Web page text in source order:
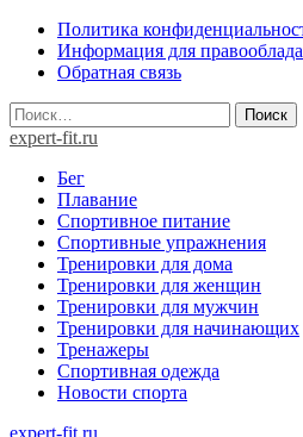
Skip
content
Политика
Информация для
Обратная связь
Найти:
expert-fit.ru
Бег
Плавание
Спортивное питание
Спортивные упражнения
Тренировки для дома
Тренировки для женщин
Тренировки для мужчин
Тренировки для начинающих
Тренажеры
Спортивная одежда
Новости спорта
expert-fit.ru